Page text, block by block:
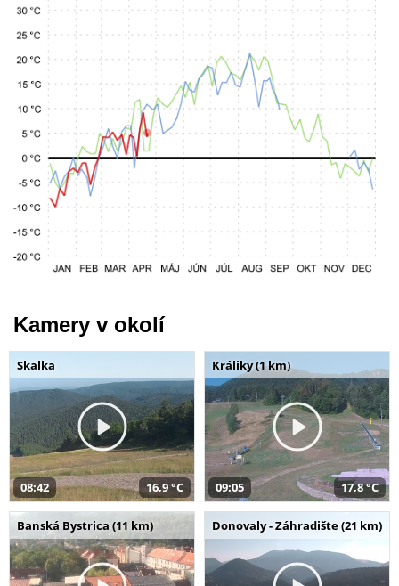
Kamery v okolí
Skalka
08:42 16,9 °C
Králiky (1 km)
09:05 17,8 °C
Banská Bystrica (11 km) Donovaly - Záhradište (21 km)